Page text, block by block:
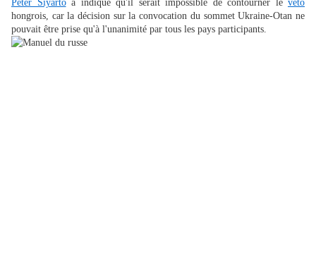
Peter Siyartoa indiqué qu'il serait impossible de contourner le veto
hongrois, car la décision sur la convocation du sommet Ukraine-Otan ne
pouvait être prise qu'à l'unanimité par tous les pays participants.